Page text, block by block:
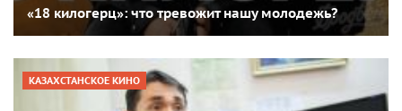
«18 килогерц»: что тревожит нашу молодежь?
КАЗАХСТАНСКОЕ КИНО